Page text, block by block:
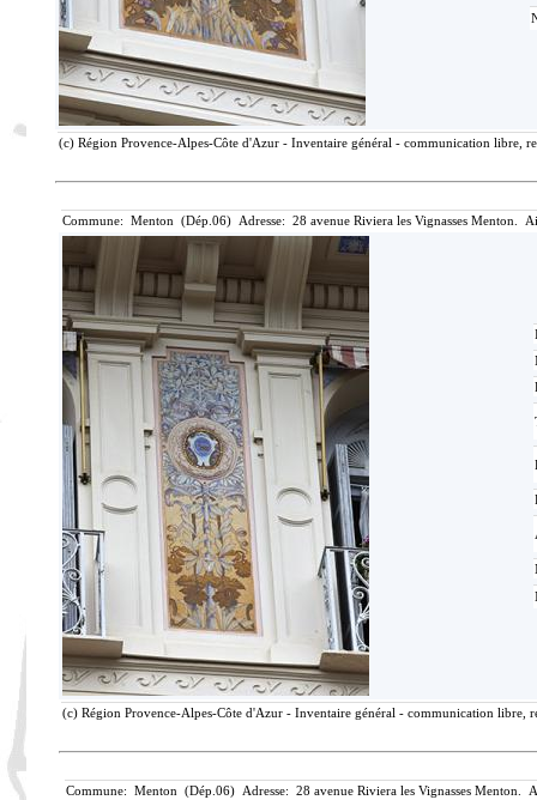
(c) Région Provence-Alpes-Côte d'Azur - Inventaire général - communication libre,
Commune: Menton (Dép.06) Adresse: 28 avenue Riviera les Vignasses Menton.
(c) Région Provence-Alpes-Côte d'Azur - Inventaire général - communication libre,
Commune: Menton (Dép.06) Adresse: 28 avenue Riviera les Vignasses Menton.